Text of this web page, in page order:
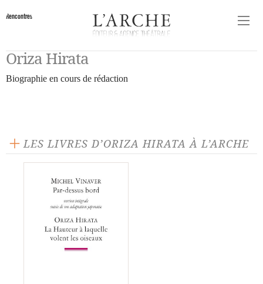
Rencontres
Oriza Hirata
Biographie en cours de rédaction
LES LIVRES D’ORIZA HIRATA À L’ARCHE